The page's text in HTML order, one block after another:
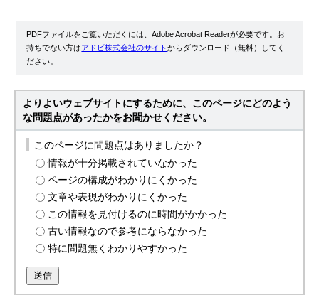
PDFファイルをご覧いただくには、Adobe Acrobat Readerが必要です。お
持ちでない方はアドビ株式会社のサイトからダウンロード（無料）してく
ださい。
よりよいウェブサイトにするために、このページにどのよう
な問題点があったかをお聞かせください。
このページに問題点はありましたか？
情報が十分掲載されていなかった
ページの構成がわかりにくかった
文章や表現がわかりにくかった
この情報を見付けるのに時間がかかった
古い情報なので参考にならなかった
特に問題無くわかりやすかった
送信